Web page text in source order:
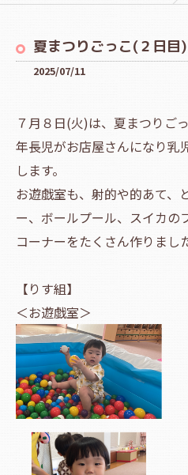
夏まつりごっこ(２日目
2025/07/11
７月８日(火)は、夏まつりご
年長児がお店屋さんになり乳
します。
お遊戯室も、射的や的あて、
ー、ボールプール、スイカの
コーナーをたくさん作りまし
【りす組】
＜お遊戯室＞